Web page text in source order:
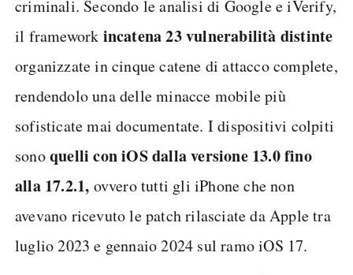
criminali. Secondo le analisi di Google e iVerify,
il framework incatena 23 vulnerabilità distinte
organizzate in cinque catene di attacco complete,
rendendolo una delle minacce mobile più
sofisticate mai documentate. I dispositivi colpiti
sonoquelli con iOS dalla versione 13.0 fino
alla 17.2.1, ovvero tutti gli iPhone che non
avevano ricevuto le patch rilasciate da Apple tra
luglio 2023 e gennaio 2024 sul ramo iOS 17.